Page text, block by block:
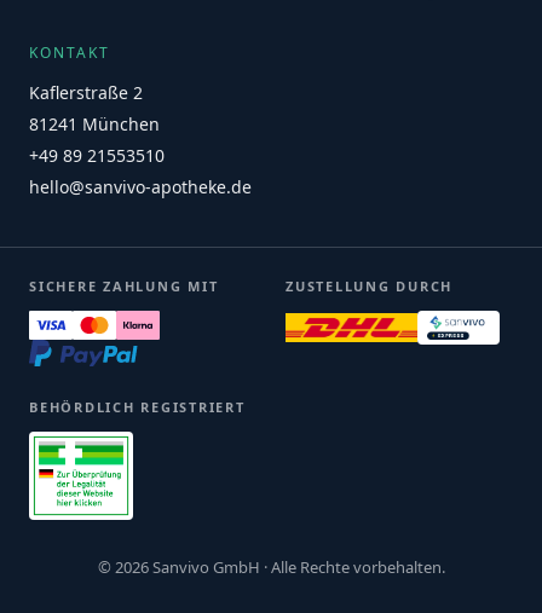
KONTAKT
Kaflerstraße 2
81241 München
+49 89 21553510
hello@sanvivo-apotheke.de
SICHERE ZAHLUNG MIT ZUSTELLUNG DURCH
BEHÖRDLICH REGISTRIERT
© 2026 Sanvivo GmbH · Alle Rechte vorbehalten.